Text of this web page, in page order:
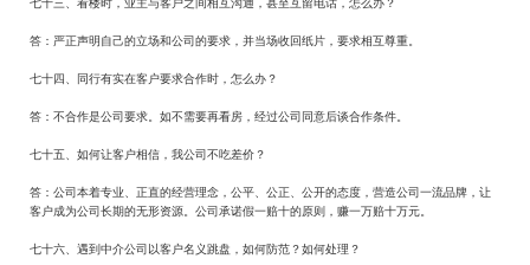
答：严正声明自己的立场和公司的要求，并当场收回纸片，要求相互尊重。
七十四、同行有实在客户要求合作时，怎么办？
答：不合作是公司要求。如不需要再看房，经过公司同意后谈合作条件。
七十五、如何让客户相信，我公司不吃差价？
答：公司本着专业、正直的经营理念，公平、公正、公开的态度，营造公司一流品牌，让
客户成为公司长期的无形资源。公司承诺假一赔十的原则，赚一万赔十万元。
七十六、遇到中介公司以客户名义跳盘，如何防范？如何处理？